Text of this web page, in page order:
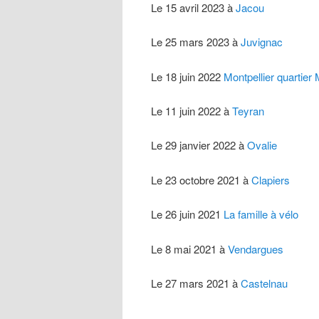
Le 15 avril 2023 àJacou
Le 25 mars 2023 àJuvignac
Le 18 juin 2022 Montpellier quartier
Le 11 juin 2022 àTeyran
Le 29 janvier 2022 àOvalie
Le 23 octobre 2021 àClapiers
Le 26 juin 2021 La famille à vélo
Le 8 mai 2021 àVendargues
Le 27 mars 2021 àCastelnau